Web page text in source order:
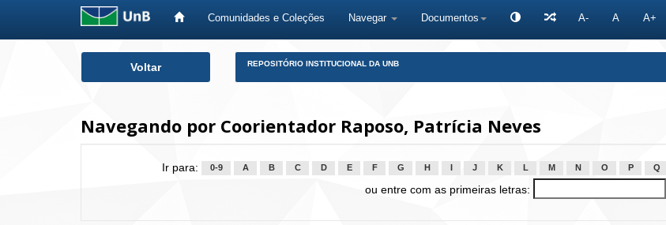
Comunidades e Coleções Navegar Documentos A- A A+
Voltar REPOSITÓRIO INSTITUCIONAL DA UNB
Navegando por Coorientador Raposo, Patrícia Neves
Ir para: 0-9 A B C D E F G H J K L M N O P Q
ou entre com as primeiras letras: